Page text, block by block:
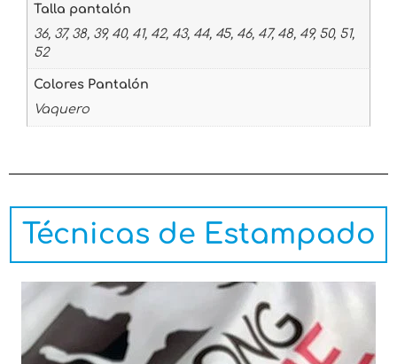
Talla pantalón
36, 37, 38, 39, 40, 41, 42, 43, 44, 45, 46, 47, 48, 49, 50, 51,
52
Colores Pantalón
Vaquero
Técnicas de Estampado